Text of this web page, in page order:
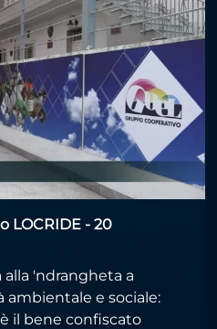
LOCRIDE - 20
'ndrangheta a
e sociale:
il bene confiscato